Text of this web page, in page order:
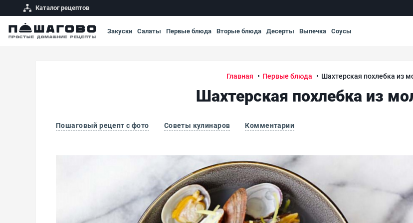
Каталог рецептов
Закуски Салаты Первые блюда Вторые блюда Десерты Выпечка Соусы
Главная Первые блюда Шахтерская похлебка из
Шахтерская похлебка из
Пошаговый рецепт с фото Советы кулинаров Комментарии